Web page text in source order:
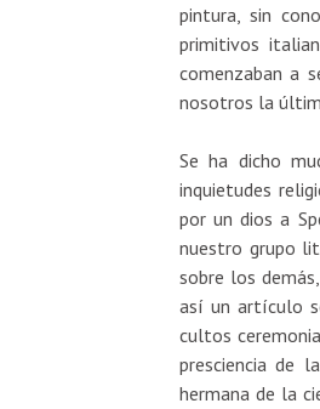
pintura, sin
primitivos
comenzaban a
nosotros la
Se ha dicho
inquietudes
por un dios a
nuestro grupo
sobre los
así un artículo
cultos
presciencia de
hermana de la